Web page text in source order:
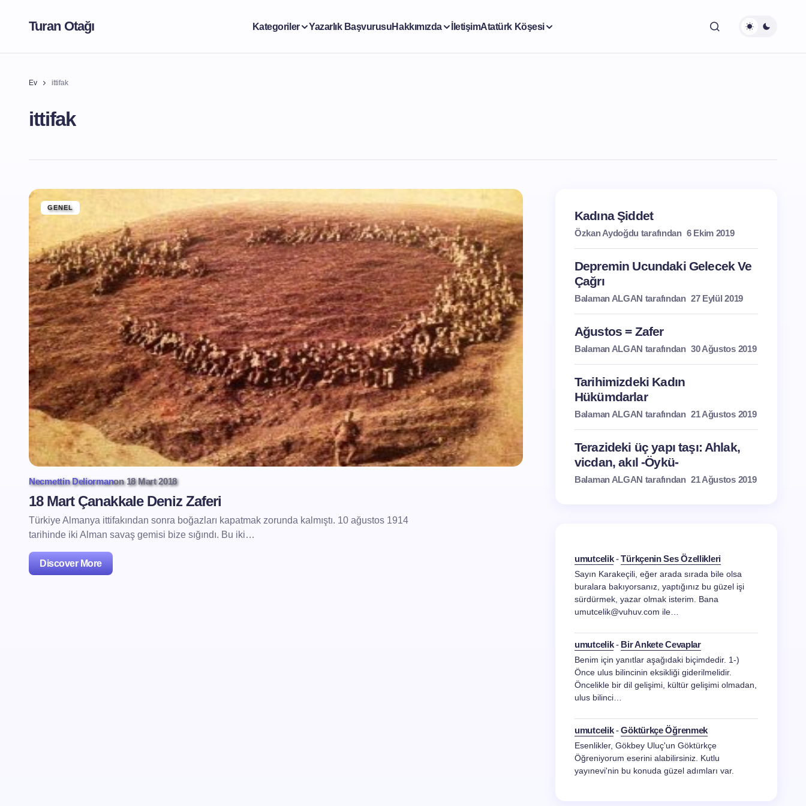
Turan Otağı Kategoriler Yazarlık BaşvurusuHakkımızda İletişimAtatürk Köşesi
Ev ittifak
ittifak
GENEL
Necmettin Deliormanon 18 Mart 2018
18 Mart Çanakkale Deniz Zaferi
Türkiye Almanya ittifakından sonra boğazları kapatmak zorunda kalmıştı. 10 ağustos 1914
tarihinde iki Alman savaş gemisi bize sığındı. Bu iki…
Discover More
Kadına Şiddet
Özkan Aydoğdu tarafından 6 Ekim 2019
Depremin Ucundaki Gelecek Ve
Çağrı
Balaman ALGAN tarafından 27 Eylül 2019
Ağustos = Zafer
Balaman ALGAN tarafından 30 Ağustos 2019
Tarihimizdeki Kadın
Hükümdarlar
Balaman ALGAN tarafından 21 Ağustos 2019
Terazideki üç yapı taşı: Ahlak,
vicdan, akıl -Öykü-
Balaman ALGAN tarafından 21 Ağustos 2019
umutcelik-Türkçenin Ses Özellikleri
Sayın Karakeçili, eğer arada sırada bile olsa
buralara bakıyorsanız, yaptığınız bu güzel işi
sürdürmek, yazar olmak isterim. Bana
umutcelik@vuhuv.com ile…
umutcelik- Bir Ankete Cevaplar
Benim için yanıtlar aşağıdaki biçimdedir. 1-)
Önce ulus bilincinin eksikliği giderilmelidir.
Öncelikle bir dil gelişimi, kültür gelişimi olmadan,
ulus bilinci…
umutcelik-Göktürkçe Öğrenmek
Esenlikler, Gökbey Uluç'un Göktürkçe
Öğreniyorum eserini alabilirsiniz. Kutlu
yayınevi'nin bu konuda güzel adımları var.